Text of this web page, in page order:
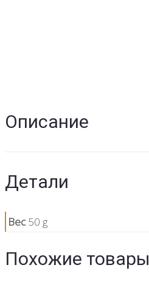
Описание
Детали
Вес 50 g
Похожие товары